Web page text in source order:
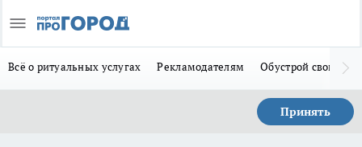
Всё о ритуальных услугах Рекламодателям Обустрой свой дом
Принять